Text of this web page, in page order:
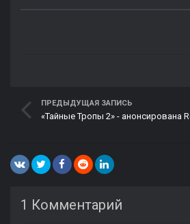
ПРЕДЫДУЩАЯ ЗАПИСЬ
«Тайные Тропы 2» - анонсирована
1 Комментарий